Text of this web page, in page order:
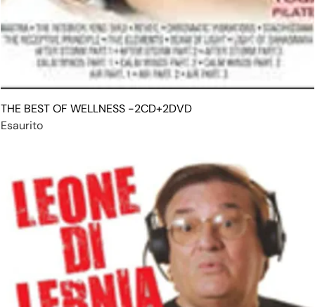
THE BEST OF WELLNESS -2CD+2DVD
Esaurito